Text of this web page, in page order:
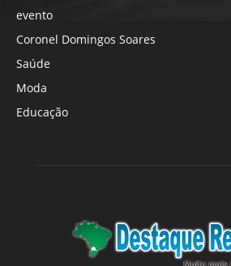
evento
Coronel Domingos Soares
Saúde
Moda
Educação